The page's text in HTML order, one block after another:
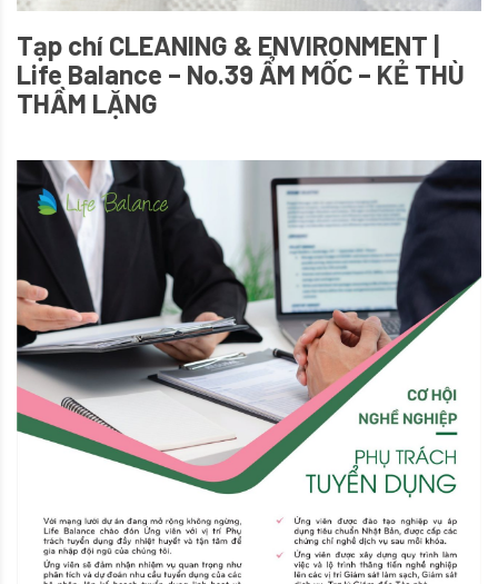
Tạp chí CLEANING & ENVIRONMENT |
Life Balance – No.39 ẨM MỐC – KẺ THÙ
THẦM LẶNG